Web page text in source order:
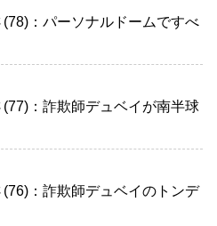
：パーソナルドームですべ
：詐欺師デュベイが南半球
：詐欺師デュベイのトンデ